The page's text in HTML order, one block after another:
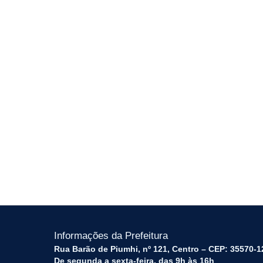
Informações da Prefeitura
Rua Barão de Piumhi, nº 121, Centro – CEP: 35570-
De segunda a sexta-feira, das 9h às 16h